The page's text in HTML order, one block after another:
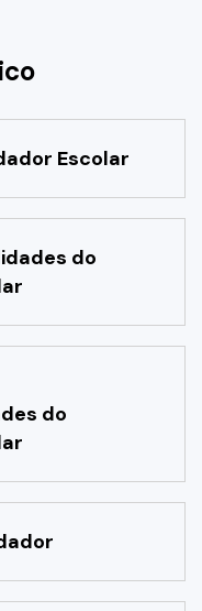
Escolar
do
do